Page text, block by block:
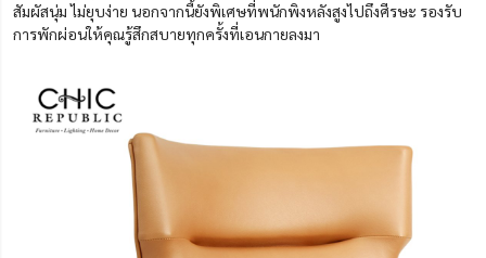
สัมผัสนุ่ม ไม่ยุบง่าย นอกจากนี้ยังพิเศษที่พนักพิงหลังสูงไปถึงศีรษะ รองรับ
การพักผ่อนให้คุณรู้สึกสบายทุกครั้งที่เอนกายลงมา